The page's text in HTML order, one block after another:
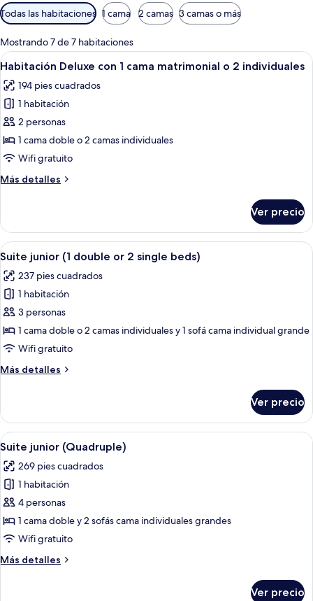
Filtros
disponibles
para
las
habitaciones
Todas las habitaciones 1 cama 2 camas 3 camas o más
Mostrando 7 de 7 habitaciones
Abrir
todas
las
fotos
de
Habitación
Deluxe
1
o
2
individuales
Ropa de cama de alta calidad y
8
Habitación Deluxe con 1 cama matrimonial o 2 individuales
194 pies cuadrados
1 habitación
2 personas
1 cama doble o 2 camas individuales
Wifi gratuito
Más detalles
Más
Deluxe
con
1
matrimonial
o
individuales
Ver precio
Abrir
todas
las
fotos
de
Suite
junior
double
single
beds)
Ropa de cama de alta calidad y
7
Suite junior (1 double or 2 single beds)
237 pies cuadrados
1 habitación
3 personas
1 cama doble o 2 camas individuales y 1 sofá cama individual grande
Wifi gratuito
Más detalles
Más
junior
(1
double
2
single
Ver precio
Abrir
todas
las
fotos
de
Suite
junior
Ropa de cama de alta calidad y
9
Suite junior (Quadruple)
269 pies cuadrados
1 habitación
4 personas
1 cama doble y 2 sofás cama individuales grandes
Wifi gratuito
Más detalles
Más
Ver precio